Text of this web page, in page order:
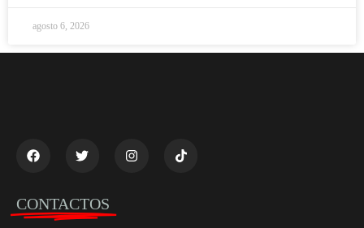
agosto 6, 2026
CONTACTOS